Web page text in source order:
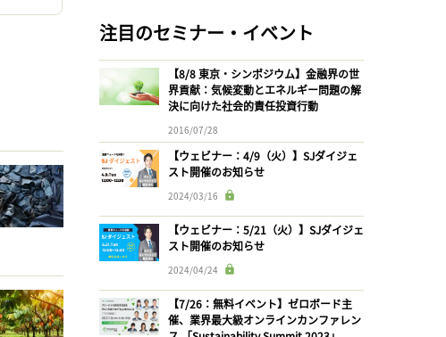
注目のセミナー・イベント
【8/8 東京・シンポジウム】金融界の世
界貢献：気候変動とエネルギー問題の解
決に向けた社会的責任投資行動
2016/07/28
【ウェビナー：4/9（火）】SJダイジェ
スト開催のお知らせ
2024/03/16
【ウェビナー：5/21（火）】SJダイジェ
スト開催のお知らせ
2024/04/24
【7/26：無料イベント】ゼロボード主
催、業界最大級オンラインカンファレン